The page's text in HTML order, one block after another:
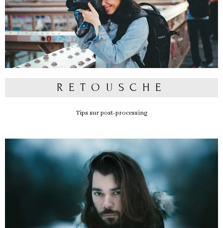
RETOUSCHE
Tips sur post-processing